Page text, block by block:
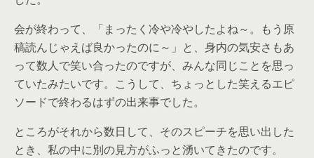
会が終わって、「まったく冷や冷やしたよね～。もう原
稿読んじゃえば良かったのに～」と、身内の気安さもあ
って数人で笑い合ったのですが、みんな同じことを思っ
ていたみたいです。こうして、ちょっとした笑えるエピ
ソードで終わるはずの出来事でした。
ところがそれから数日して、そのスピーチを思い出した
とき、私の中に別の見方がふっと湧いてきたのです。